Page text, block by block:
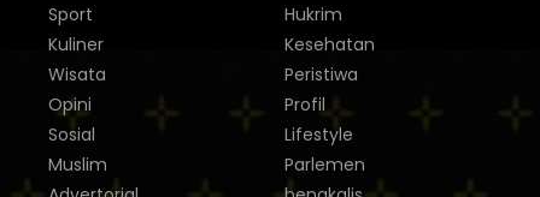
Sport
Kuliner
Wisata
Hukrim
Kesehatan
Peristiwa
Opini
Sosial
Muslim
Profil
Lifestyle
Parlemen